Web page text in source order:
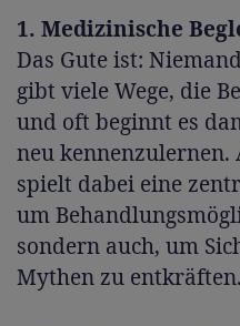
1. Medizinische
Das Gute ist:
gibt viele Wege, die
und oft beginnt es
neu kennenzulernen.
spielt dabei eine
um
sondern auch, um
Mythen zu entkräften.